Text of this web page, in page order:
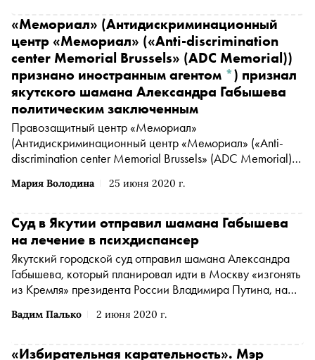
Мария Володина 25 июня 2020 г.
«Мемориал» (Антидискриминационный
центр «Мемориал» («Anti-discrimination
center Memorial Brussels» (ADC Memorial))
признано иностранным агентом *) признал
якутского шамана Александра Габышева
политическим заключенным
Правозащитный центр«Мемориал»
(Антидискриминационный центр «Мемориал» («Anti-
discrimination center Memorial Brussels» (ADC Memorial))
шамана Александра Габышева политическим
определению этого понятия, сообщается на сайте
организации
Вадим Палько 2 июня 2020 г.
Суд в Якутии отправил шамана Габышева
на лечение в психдиспансер
Якутский городской суд отправил шамана Александра
Габышева, который планировал идти в Москву «изгонять
из Кремля» президента России Владимира Путина, на
диспансер, сообщает «Правозащита Открытки»
«Избирательная карательность». Мэр